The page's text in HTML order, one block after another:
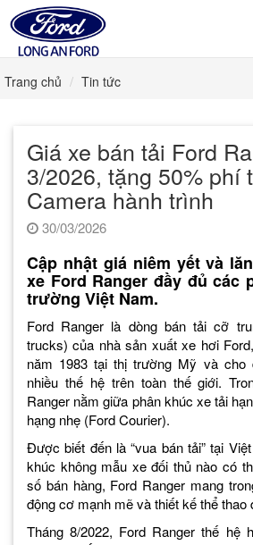
Trang chủ Tin tức
Giá xe bán tải Ford
3/2026, tặng 50% phí
Camera hành trình
30/03/2026
Cập nhật giá niêm yết và
xe Ford Ranger đầy đủ các
trường Việt Nam.
Ford Ranger là dòng bán tải cỡ
trucks) của nhà sản xuất xe hơi
năm 1983 tại thị trường Mỹ và cho
nhiều thế hệ trên toàn thế giới.
Ranger nằm giữa phân khúc xe tải
hạng nhẹ (Ford Courier).
Được biết đến là “vua bán tải” tại
khúc không mẫu xe đối thủ nào có
số bán hàng, Ford Ranger mang
động cơ mạnh mẽ và thiết kế thể thao
Tháng 8/2022, Ford Ranger thế hệ